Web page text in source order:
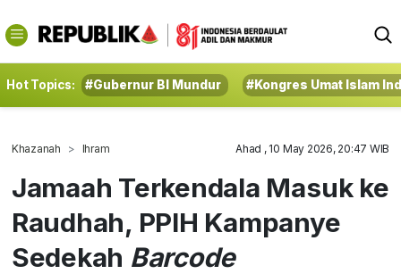
Hot Topics: #Gubernur BI Mundur #Kongres Umat Islam
Khazanah Ihram Ahad , 10 May 2026, 20:47 WIB
Jamaah Terkendala Masuk ke
Raudhah, PPIH Kampanye
Sedekah Barcode